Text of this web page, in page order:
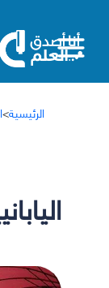
الرئيسية>